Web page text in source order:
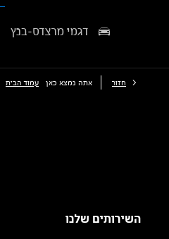
דגמי מרצדס-בנץ
חזור אתה נמצא כאן עמוד הבית
השירותים שלנו